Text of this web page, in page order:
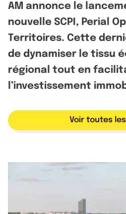
AM annonce le
nouvelle SCPI, Perial
Territoires. Cette
de dynamiser le tissu
régional tout en
l’investissement
Voir toutes les